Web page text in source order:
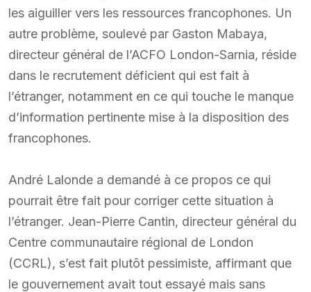
les aiguiller vers les ressources francophones. Un
autre problème, soulevé par Gaston Mabaya,
directeur général de l’ACFO London-Sarnia, réside
dans le recrutement déficient qui est fait à
l’étranger, notamment en ce qui touche le manque
d’information pertinente mise à la disposition des
francophones.
André Lalonde a demandé à ce propos ce qui
pourrait être fait pour corriger cette situation à
l’étranger. Jean-Pierre Cantin, directeur général du
Centre communautaire régional de London
(CCRL), s’est fait plutôt pessimiste, affirmant que
le gouvernement avait tout essayé mais sans